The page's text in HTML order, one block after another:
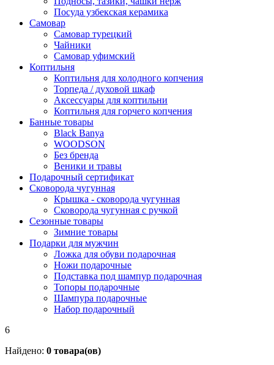
Посуда узбекская керамика
Самовар
Самовар турецкий
Чайники
Самовар уфимский
Коптильня
Коптильня для холодного копчения
Торпеда / духовой шкаф
Аксессуары для коптильни
Коптильня для горчего копчения
Банные товары
Black Banya
WOODSON
Без бренда
Веники и травы
Подарочный сертификат
Сковорода чугунная
Крышка - сковорода чугунная
Сковорода чугунная с ручкой
Сезонные товары
Зимние товары
Подарки для мужчин
Ложка для обуви подарочная
Ножи подарочные
Подставка под шампур подарочная
Топоры подарочные
Шампура подарочные
Набор подарочный
6
Найдено: 0 товара(ов)